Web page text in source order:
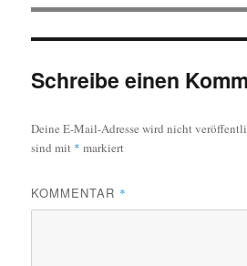
Schreibe einen
Deine E-Mail-Adresse wird nicht
sind mit * markiert
KOMMENTAR *